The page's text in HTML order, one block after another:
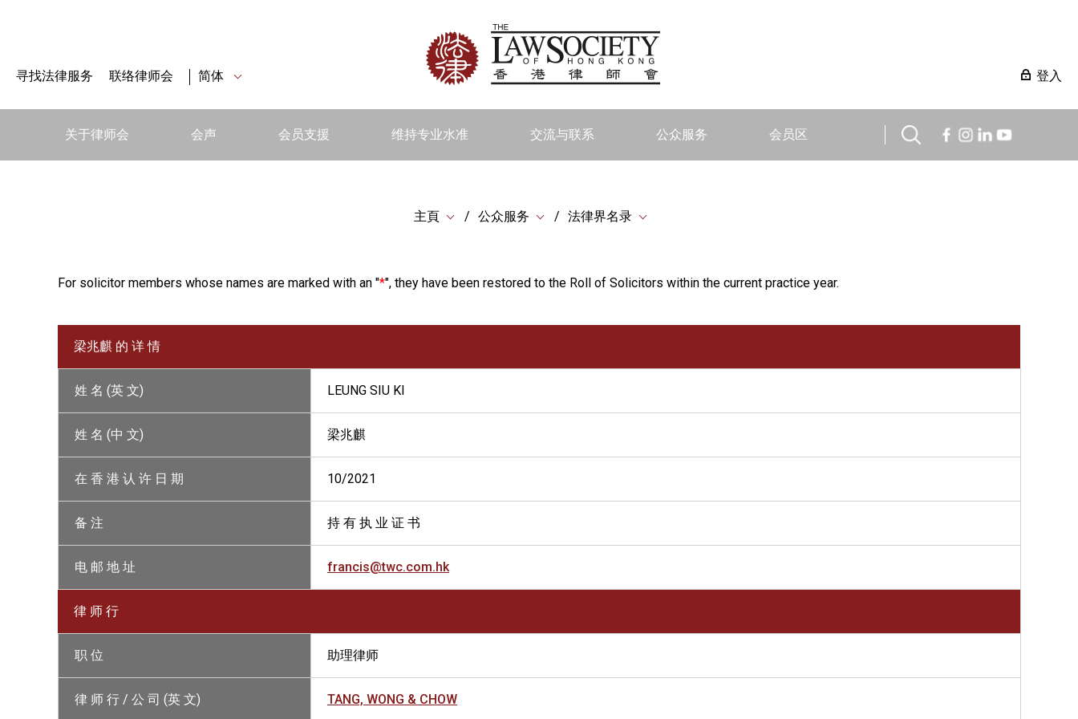
寻找法律服务 联络律师会 简体 登入
关于律师会 会声 会员支援 维持专业水准 交流与联系 公众服务 会员区
主頁 公众服务 法律界名录
For solicitor members whose names are marked with an "*", they have been restored to the Roll of Solicitors within the current practice year.
梁兆麒 的 详 情
姓 名 (英 文) LEUNG SIU KI
姓 名 (中 文) 梁兆麒
在 香 港 认 许 日 期 10/2021
备 注 持 有 执 业 证 书
电 邮 地 址 francis@twc.com.hk
律 师 行
职 位 助理律师
律 师 行 / 公 司 (英 文) TANG, WONG & CHOW